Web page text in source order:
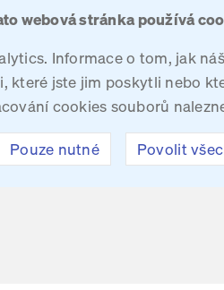
webová stránka používá
Informace o tom, jak
jste jim poskytli nebo
cookies souborů
Pouze nutné Povolit